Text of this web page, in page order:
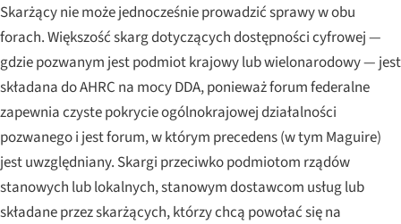
Skarżący nie może jednocześnie prowadzić sprawy w obu
forach. Większość skarg dotyczących dostępności cyfrowej —
gdzie pozwanym jest podmiot krajowy lub wielonarodowy — jest
składana do AHRC na mocy DDA, ponieważ forum federalne
zapewnia czyste pokrycie ogólnokrajowej działalności
pozwanego i jest forum, w którym precedens (w tym Maguire)
jest uwzględniany. Skargi przeciwko podmiotom rządów
stanowych lub lokalnych, stanowym dostawcom usług lub
składane przez skarżących, którzy chcą powołać się na